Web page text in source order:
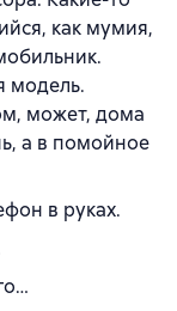
как мумия,
модель.
может, дома
а в помойное
в руках.